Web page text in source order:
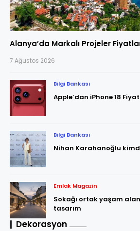
Alanya’da Markalı Projeler
7 Ağustos 2026
Bilgi Bankası
Apple’dan iPhone 18
Bilgi Bankası
Nihan Karahanoğlu
Emlak Magazin
Sokağı ortak yaşam
tasarım
Dekorasyon